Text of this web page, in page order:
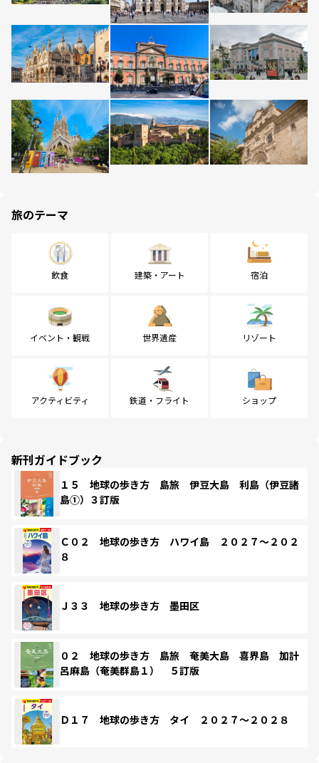
旅のテーマ
飲食 建築・アート 宿泊
イベント・観戦 世界遺産 リゾート
アクティビティ 鉄道・フライト ショップ
新刊ガイドブック
１５ 地球の歩き方 島旅 伊豆大島 利島（伊豆諸
島①）３訂版
Ｃ０２ 地球の歩き方 ハワイ島 ２０２７～２０２
８
Ｊ３３ 地球の歩き方 墨田区
０２ 地球の歩き方 島旅 奄美大島 喜界島 加計
呂麻島（奄美群島１） ５訂版
Ｄ１７ 地球の歩き方 タイ ２０２７～２０２８